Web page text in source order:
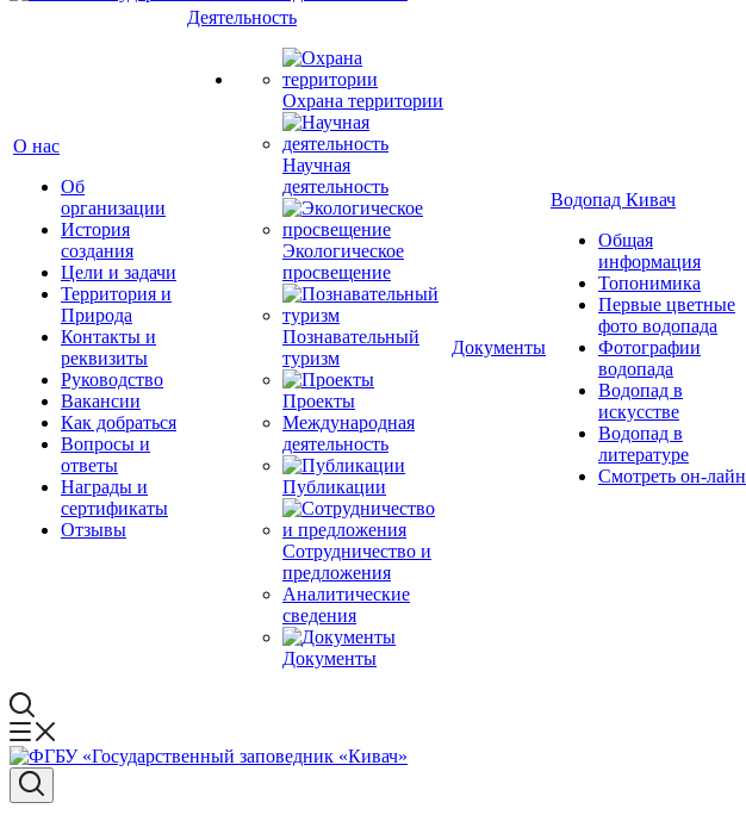
О нас
Об
организации
История
создания
Цели и задачи
Территория и
Природа
Контакты и
реквизиты
Руководство
Вакансии
Как добраться
Вопросы и
ответы
Награды и
сертификаты
Отзывы
Деятельность
Охрана территории
Научная
деятельность
Экологическое
просвещение
Познавательный
туризм
Проекты
Международная
деятельность
Публикации
Сотрудничество и
предложения
Аналитические
сведения
Документы
Документы
Водопад Кивач
Общая
информация
Топонимика
Первые цветные
фото водопада
Фотографии
водопада
Водопад в
искусстве
Водопад в
литературе
Смотреть он-лайн